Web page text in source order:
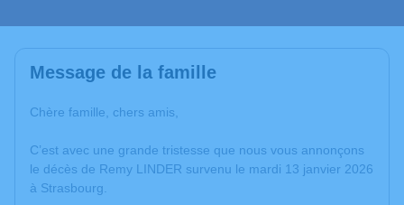
Message de la famille
Chère famille, chers amis,
C’est avec une grande tristesse que nous vous annonçons
le décès de Remy LINDER survenu le mardi 13 janvier 2026
à Strasbourg.